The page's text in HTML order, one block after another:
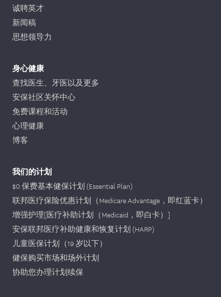
诚聘英才
新闻稿
思想领导力
身心健康
查找医生、牙医以及更多
安保社区关怀中心
免费课程和活动
心理健康
博客
我们的计划
$0 保费基本健保计划 (Essential Plan)
联邦医疗保险优惠计划（Medicare Advantage，即红蓝卡）
增强护理[医疗补助计划（Medicaid，即白卡）]
安保联邦医疗补助健康和恢复计划 (HARP)
儿童医保计划（19 岁以下）
健保购买市场和场外计划
协助您办理计划续保